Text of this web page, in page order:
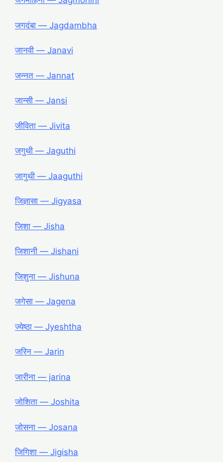
जगदंबा ― Jagdambha
जानवी ― Janavi
जन्नत ― Jannat
जान्सी ― Jansi
जीविता ― Jivita
जगुथी ― Jaguthi
जागुथी ― Jaaguthi
जिज्ञासा ― Jigyasa
जिशा ― Jisha
जिशानी ― Jishani
जिशुना ― Jishuna
जगेसा ― Jagena
ज्येष्ठा ― Jyeshtha
जरिन ― Jarin
जारीना ― jarina
जोशिता ― Joshita
जोसना ― Josana
जिगिशा ― Jigisha